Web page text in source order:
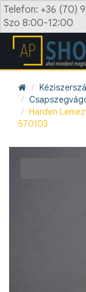
Telefon: +36 (70)
Szo 8:00-12:00
Harden
570103